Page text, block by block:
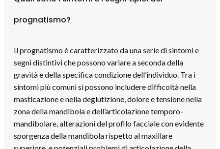
prognatismo?
Il prognatismo è caratterizzato da una serie di sintomi e
segni distintivi che possono variare a seconda della
gravità e della specifica condizione dell’individuo. Tra i
sintomi più comuni si possono includere difficoltà nella
masticazione e nella deglutizione, dolore e tensione nella
zona della mandibola e dell’articolazione temporo-
mandibolare, alterazioni del profilo facciale con evidente
sporgenza della mandibola rispetto al maxillare